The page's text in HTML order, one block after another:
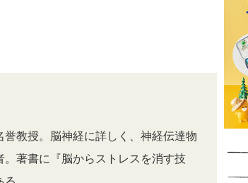
教授。脳神経に詳しく、神経伝達物
著書に『脳からストレスを消す技